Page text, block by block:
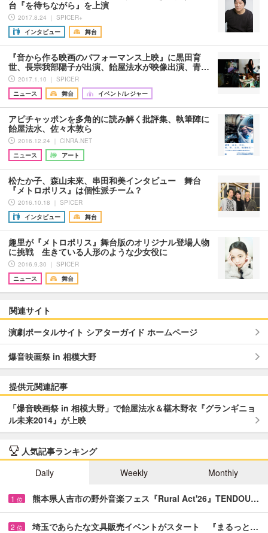
台『を待ちながら』を上演
2017.8.24 ｜ SPICER+
インタビュー
舞台
『音から作る映画のパフォーマンス上映』に黒田育
世、長宗我部陽子が出演、飴屋法水が映像出演、青…
2017.1.10 ｜ SPICER
ニュース
舞台 イベント/レジャー
アピチャッポンを多角的に読み解く批評集、執筆陣に
飴屋法水、佐々木敦ら
2016.12.24 ｜ CINRA.NET
ニュース
アート
松たか子、森山未來、串田和美インタビュー 舞台
『メトロポリス』は個性派チーム？
2016.10.18 ｜ SPICER
インタビュー
舞台
趣里が『メトロポリス』舞台版のオリジナル登場人物
に挑戦 生きている人形のような少女役に
2016.9.30 ｜ SPICER
ニュース
舞台
関連サイト
演劇ポータルサイト シアターガイド ホームページ
爆音映画祭 in 相模大野
提供元関連記事
「爆音映画祭 in 相模大野」で飴屋法水＆椹木野衣『グランギニョ
ル未来2014』が上映
人気記事ランキング
Daily
Weekly Monthly
1 位 熊本県人吉市の野外音楽フェス『Rural Act'26』TENDOU…
2 位 埼玉であらたな文具販売イベントがスタート 『まるっと…